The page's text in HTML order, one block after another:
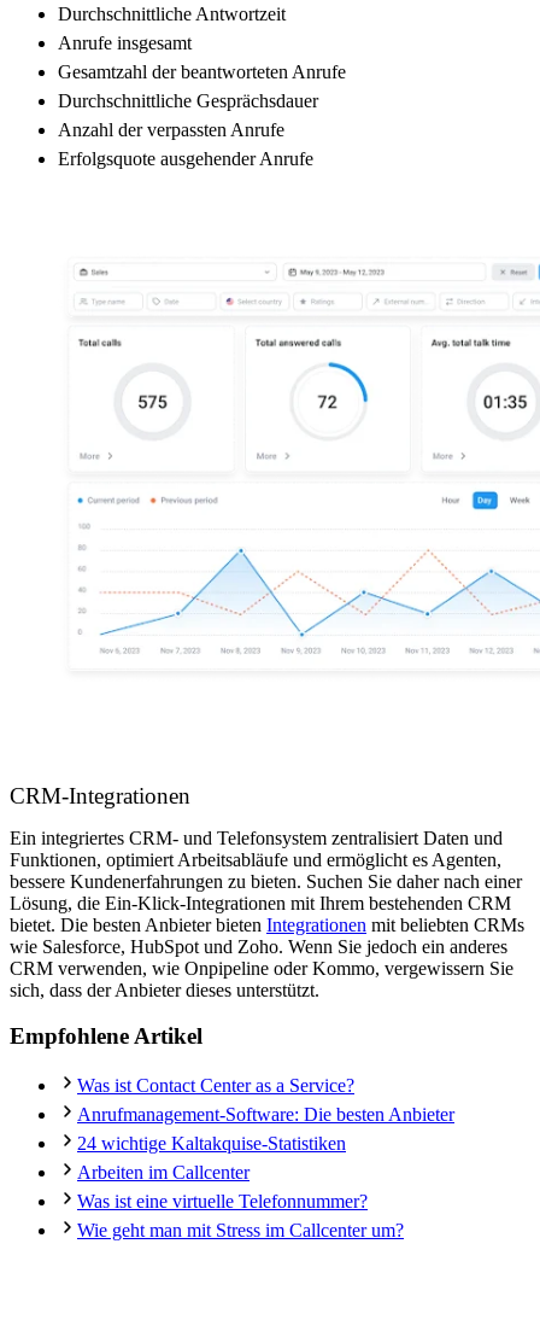
Durchschnittliche Antwortzeit
Anrufe insgesamt
Gesamtzahl der beantworteten Anrufe
Durchschnittliche Gesprächsdauer
Anzahl der verpassten Anrufe
Erfolgsquote ausgehender Anrufe
CRM-Integrationen
Ein integriertes CRM- und Telefonsystem zentralisiert Daten und
Funktionen, optimiert Arbeitsabläufe und ermöglicht es Agenten,
bessere Kundenerfahrungen zu bieten. Suchen Sie daher nach einer
Lösung, die Ein-Klick-Integrationen mit Ihrem bestehenden CRM
bietet. Die besten Anbieter bieten Integrationen mit beliebten CRMs
wie Salesforce, HubSpot und Zoho. Wenn Sie jedoch ein anderes
CRM verwenden, wie Onpipeline oder Kommo, vergewissern Sie
sich, dass der Anbieter dieses unterstützt.
Empfohlene Artikel
Was ist Contact Center as a Service?
Anrufmanagement-Software: Die besten Anbieter
24 wichtige Kaltakquise-Statistiken
Arbeiten im Callcenter
Was ist eine virtuelle Telefonnummer?
Wie geht man mit Stress im Callcenter um?